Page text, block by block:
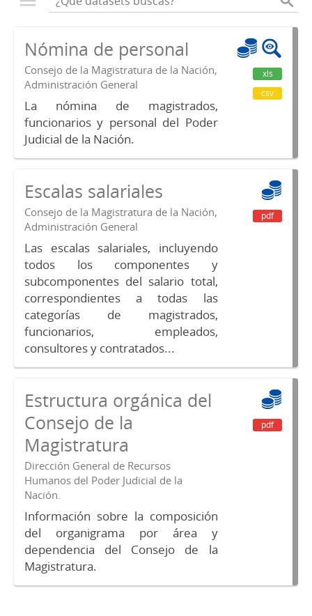
Nómina de personal
Consejo de la Magistratura de la Nación,
Administración General
La nómina de magistrados,
funcionarios y personal del Poder
Judicial de la Nación.
xls
csv
Escalas salariales
Consejo de la Magistratura de la Nación,
Administración General
Las escalas salariales, incluyendo
todos los componentes y
subcomponentes del salario total,
correspondientes a todas las
categorías de magistrados,
funcionarios, empleados,
consultores y contratados...
pdf
Estructura orgánica del
Consejo de la
Magistratura
Dirección General de Recursos
Humanos del Poder Judicial de la
Nación.
Información sobre la composición
del organigrama por área y
dependencia del Consejo de la
Magistratura.
pdf